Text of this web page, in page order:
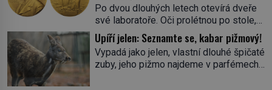
Po dvou dlouhých letech otevírá dveře
své laboratoře. Oči prolétnou po stole,
aby pak ulpěly na regálu, kde se nachází
všemožné látky. Hledá žluto-oranžovou
tekutinu, jakmile ji zahlédne, nesmírně
se mu uleví. Teď může svůj plán
Upíří jelen: Seznamte se, kabar pižmový!
Vypadá jako jelen, vlastní dlouhé špičaté
zuby, jeho pižmo najdeme v parfémech